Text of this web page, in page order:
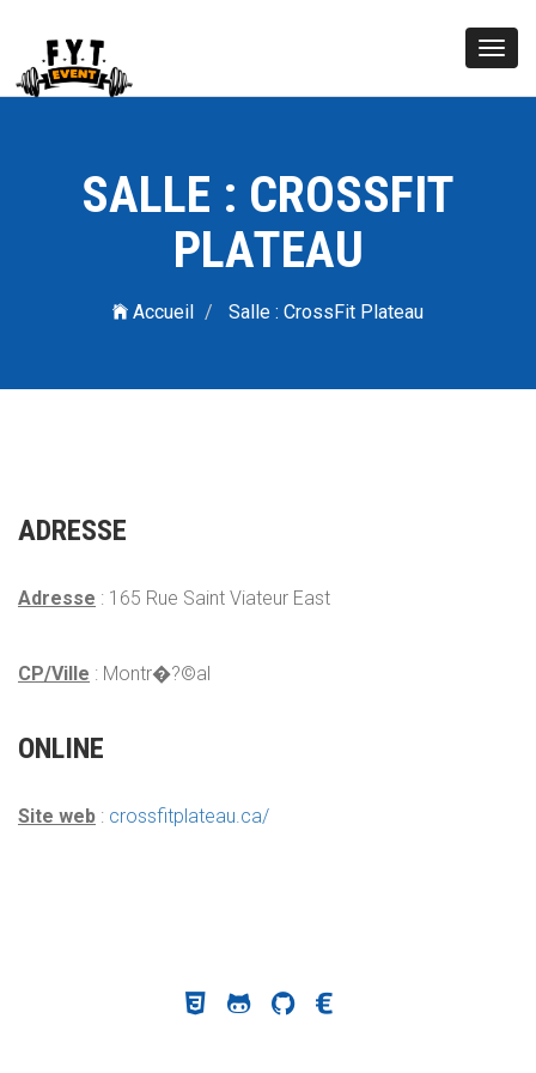
SALLE : CROSSFIT
PLATEAU
Accueil Salle : CrossFit Plateau
ADRESSE
Adresse : 165 Rue Saint Viateur East
CP/Ville : Montr�?©al
ONLINE
Site web : crossfitplateau.ca/